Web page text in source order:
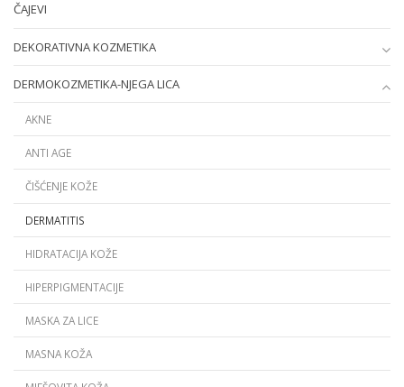
ČAJEVI
DEKORATIVNA KOZMETIKA
DERMOKOZMETIKA-NJEGA LICA
AKNE
ANTI AGE
ČIŠĆENJE KOŽE
DERMATITIS
HIDRATACIJA KOŽE
HIPERPIGMENTACIJE
MASKA ZA LICE
MASNA KOŽA